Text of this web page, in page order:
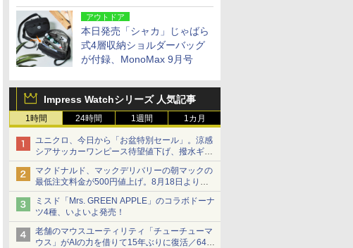
ト含む全270室、ダイニング
も併設
アウトドア
本日発売「シャカ」じゃばら
式4層収納ショルダーバッグ
が付録、MonoMax 9月号
Impress Watchシリーズ 人気記事
1時間 24時間 1週間 1カ月
ユニクロ、今日から「お盆特別セール」。涼感
シアサッカーワンピース待望値下げ、撥水ギア
ショーツは1990円に
マクドナルド、マックデリバリーの朝マックの
最低注文料金が500円値上げ。8月18日より
1,500円から受付
ミスド「Mrs. GREEN APPLE」のコラボドーナ
ツ4種、いよいよ発売！
老舗のマウスユーティリティ「チューチューマ
ウス」がAIの力を借りて15年ぶりに復活／64bit